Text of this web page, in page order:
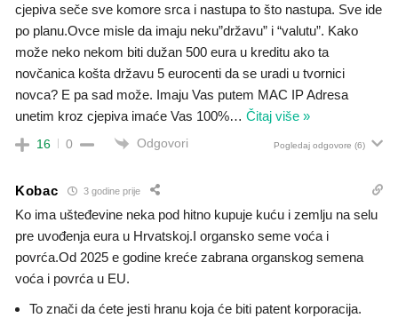
cjepiva seče sve komore srca i nastupa to što nastupa. Sve ide
po planu.Ovce misle da imaju neku”državu” i “valutu”. Kako
može neko nekom biti dužan 500 eura u kreditu ako ta
novčanica košta državu 5 eurocenti da se uradi u tvornici
novca? E pa sad može. Imaju Vas putem MAC IP Adresa
unetim kroz cjepiva imaće Vas 100%… Čitaj više »
16 0 Odgovori Pogledaj odgovore (6)
Kobac 3 godine prije
Ko ima ušteđevine neka pod hitno kupuje kuću i zemlju na selu
pre uvođenja eura u Hrvatskoj.I organsko seme voća i
povrća.Od 2025 e godine kreće zabrana organskog semena
voća i povrća u EU.
To znači da ćete jesti hranu koja će biti patent korporacija.